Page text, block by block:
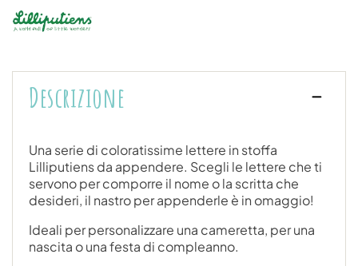
Descrizione
Una serie di coloratissime lettere in stoffa
Lilliputiens da appendere. Scegli le lettere che ti
servono per comporre il nome o la scritta che
desideri, il nastro per appenderle è in omaggio!
Ideali per personalizzare una cameretta, per una
nascita o una festa di compleanno.